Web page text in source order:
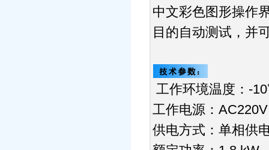
中文彩色图形操作
目的自动测试，并
工作环境温度：-
工作电源：
供电方式：单相供